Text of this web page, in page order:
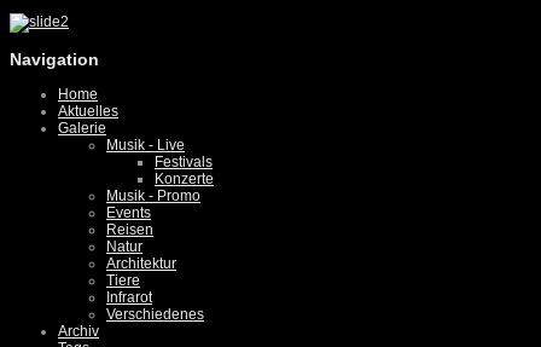
Navigation
Home
Aktuelles
Galerie
Musik - Live
Festivals
Konzerte
Musik - Promo
Events
Reisen
Natur
Architektur
Tiere
Infrarot
Verschiedenes
Archiv